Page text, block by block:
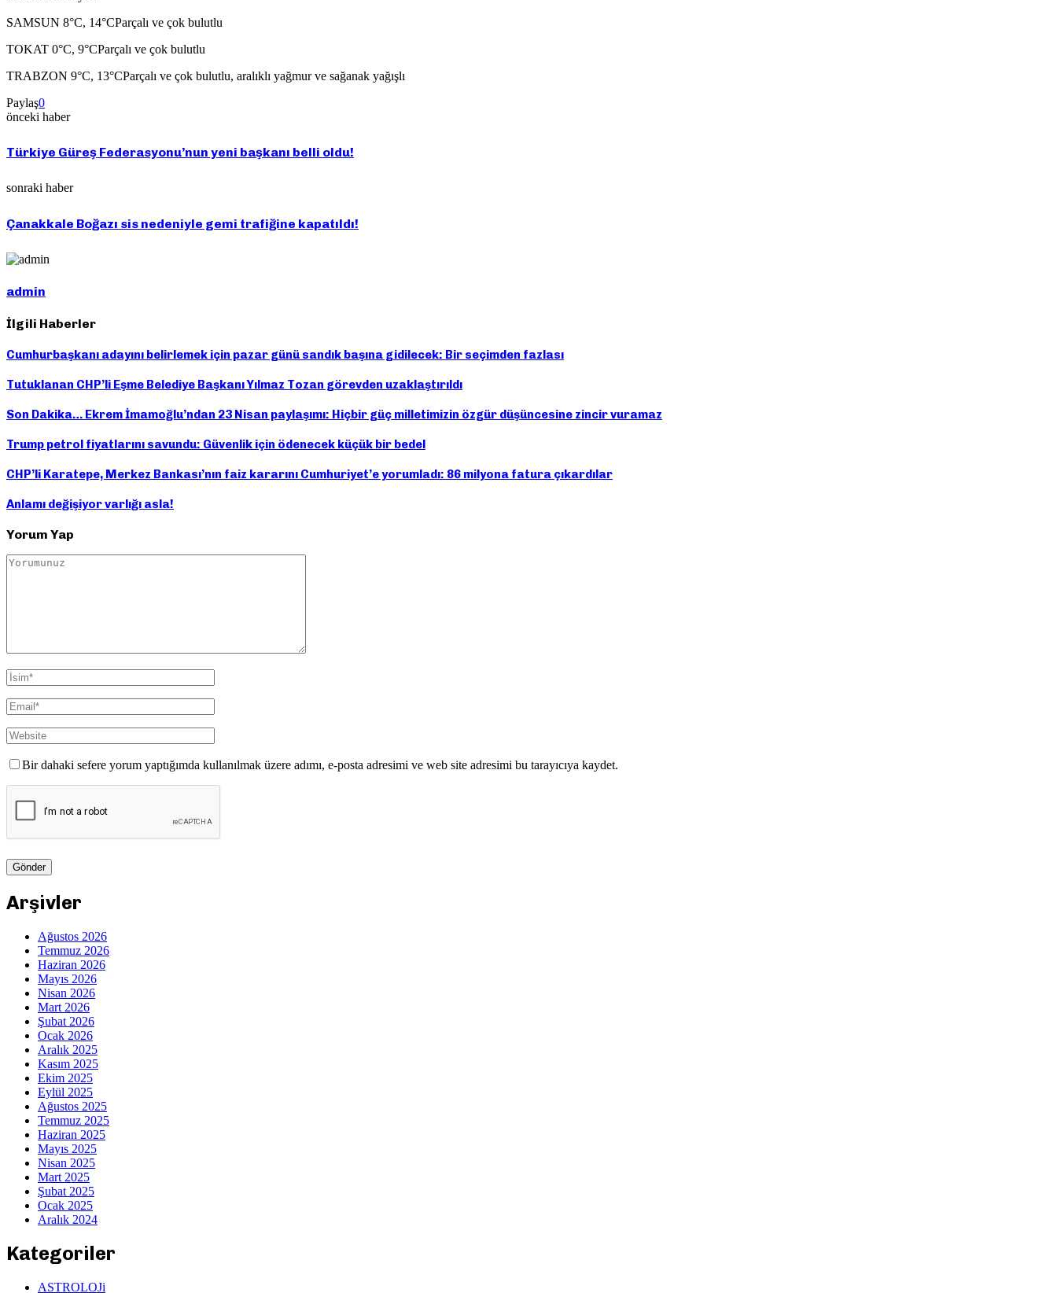
SAMSUN 8°C, 14°CParçalı ve çok bulutlu
TOKAT 0°C, 9°CParçalı ve çok bulutlu
TRABZON 9°C, 13°CParçalı ve çok bulutlu, aralıklı yağmur ve sağanak yağışlı
Paylaş0
önceki haber
Türkiye Güreş Federasyonu’nun yeni başkanı belli oldu!
sonraki haber
Çanakkale Boğazı sis nedeniyle gemi trafiğine kapatıldı!
admin
İlgili Haberler
Cumhurbaşkanı adayını belirlemek için pazar günü sandık başına gidilecek: Bir seçimden fazlası
Tutuklanan CHP’li Eşme Belediye Başkanı Yılmaz Tozan görevden uzaklaştırıldı
Son Dakika… Ekrem İmamoğlu’ndan 23 Nisan paylaşımı: Hiçbir güç milletimizin özgür düşüncesine zincir vuramaz
Trump petrol fiyatlarını savundu: Güvenlik için ödenecek küçük bir bedel
CHP’li Karatepe, Merkez Bankası’nın faiz kararını Cumhuriyet’e yorumladı: 86 milyona fatura çıkardılar
Anlamı değişiyor varlığı asla!
Yorum Yap
Bir dahaki sefere yorum yaptığımda kullanılmak üzere adımı, e-posta adresimi ve web site adresimi bu tarayıcıya kaydet.
Arşivler
Ağustos 2026
Temmuz 2026
Haziran 2026
Mayıs 2026
Nisan 2026
Mart 2026
Şubat 2026
Ocak 2026
Aralık 2025
Kasım 2025
Ekim 2025
Eylül 2025
Ağustos 2025
Temmuz 2025
Haziran 2025
Mayıs 2025
Nisan 2025
Mart 2025
Şubat 2025
Ocak 2025
Aralık 2024
Kategoriler
ASTROLOJi